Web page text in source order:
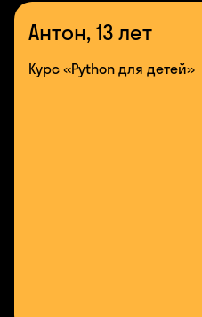
Антон, 13 лет
Курс «Python для детей»